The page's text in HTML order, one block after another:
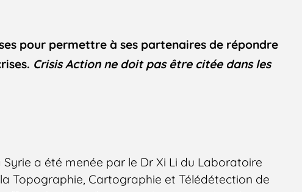
pour permettre à ses partenaires de répondre
Crisis Action ne doit pas être citée dans les
Syrie a été menée par le Dr Xi Li du Laboratoire
Topographie, Cartographie et Télédétection de